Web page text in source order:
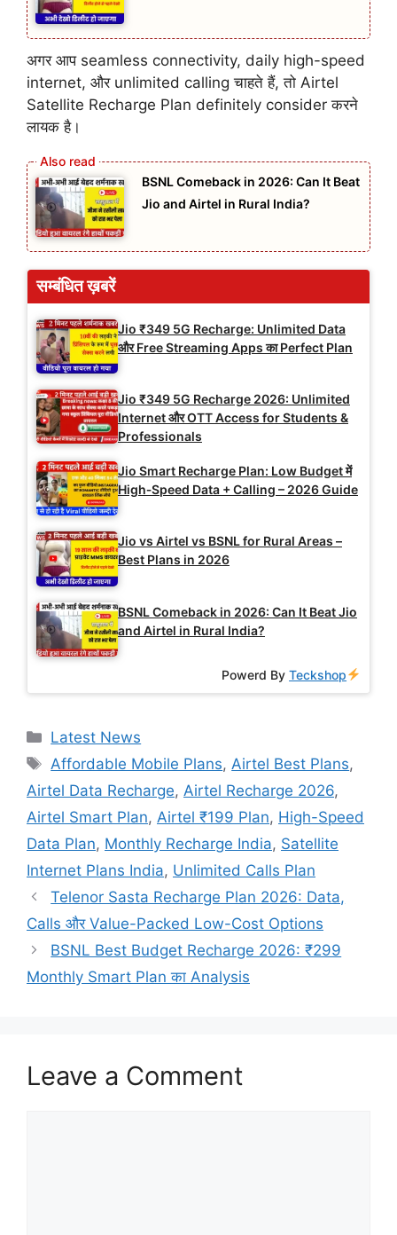
अगर आप seamless connectivity, daily high-speed
internet, और unlimited calling चाहते हैं, तो Airtel
Satellite Recharge Plan definitely consider करने
लायक है।
BSNL Comeback in 2026: Can It Beat
Jio and Airtel in Rural India?
सम्बंधित ख़बरें
Jio ₹349 5G Recharge: Unlimited Data
और Free Streaming Apps का Perfect Plan
Jio ₹349 5G Recharge 2026: Unlimited
Internet और OTT Access for Students &
Professionals
Jio Smart Recharge Plan: Low Budget में
High‑Speed Data + Calling – 2026 Guide
Jio vs Airtel vs BSNL for Rural Areas –
Best Plans in 2026
BSNL Comeback in 2026: Can It Beat Jio
and Airtel in Rural India?
Powerd ByTeckshop
Categories
Latest News
Tags
Affordable Mobile Plans, Airtel Best Plans,
Airtel Data Recharge, Airtel Recharge 2026,
Airtel Smart Plan, Airtel ₹199 Plan, High-Speed
Data Plan, Monthly Recharge India, Satellite
Internet Plans India, Unlimited Calls Plan
Telenor Sasta Recharge Plan 2026: Data,
Calls और Value-Packed Low-Cost Options
BSNL Best Budget Recharge 2026: ₹299
Monthly Smart Plan का Analysis
Leave a Comment